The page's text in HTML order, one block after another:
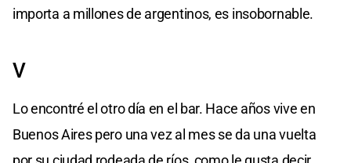
importa a millones de argentinos, es insobornable.
V
Lo encontré el otro día en el bar. Hace años vive en
Buenos Aires pero una vez al mes se da una vuelta